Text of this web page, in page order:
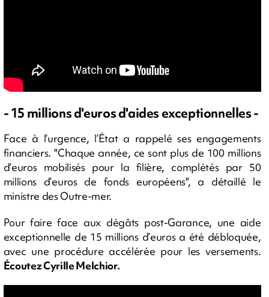
- 15 millions d'euros d'aides exceptionnelles -
Face à l’urgence, l’État a rappelé ses engagements
financiers. "Chaque année, ce sont plus de 100 millions
d’euros mobilisés pour la filière, complétés par 50
millions d’euros de fonds européens", a détaillé le
ministre des Outre-mer.
Pour faire face aux dégâts post-Garance, une aide
exceptionnelle de 15 millions d’euros a été débloquée,
avec une procédure accélérée pour les versements.
Écoutez Cyrille Melchior.